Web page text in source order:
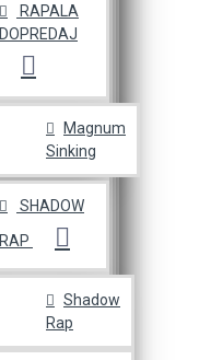
RAPALA
DOPREDAJ
Magnum
Sinking
SHADOW
RAP
Shadow
Rap